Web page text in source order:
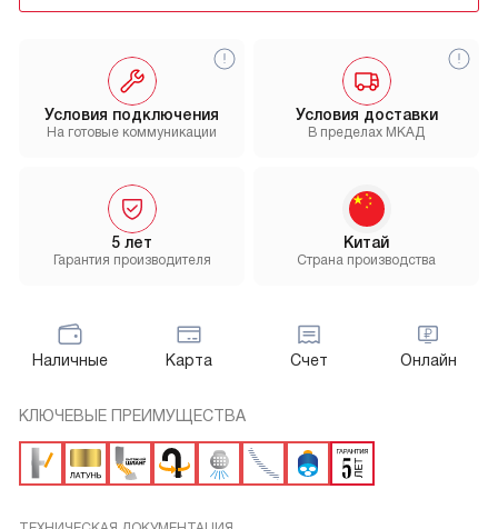
Условия доставки
В пределах МКАД
5 лет
Гарантия производителя
Условия подключения
На готовые коммуникации
Китай
Страна производства
Наличные Карта Счет Онлайн
КЛЮЧЕВЫЕ ПРЕИМУЩЕСТВА